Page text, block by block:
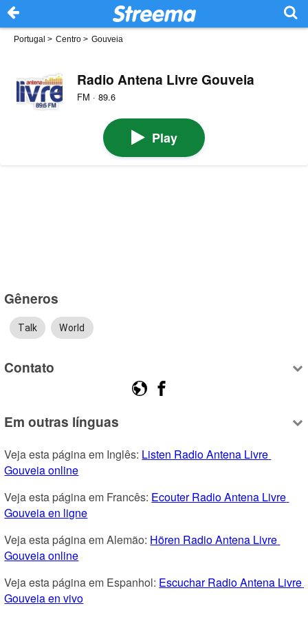
Portugal > Centro > Gouveia
Radio Antena Livre Gouveia
FM · 89.6
Play
Gêneros
Talk World
Contato
Em outras línguas
Veja esta página em Inglês: Listen Radio Antena Livre
Gouveia online
Veja esta página em Francês: Ecouter Radio Antena Livre
Gouveia en ligne
Veja esta página em Alemão: Hören Radio Antena Livre
Gouveia online
Veja esta página em Espanhol: Escuchar Radio Antena Livre
Gouveia en vivo